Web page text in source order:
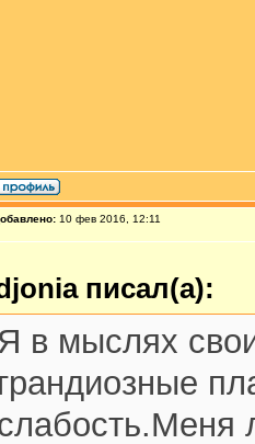
10 фев 2016, 12:11
писал(а):
Я в мыслях
грандиозные